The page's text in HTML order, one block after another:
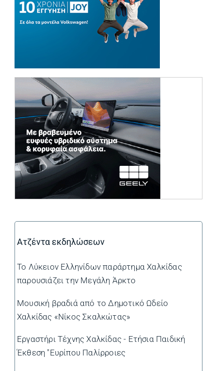
Ατζέντα εκδηλώσεων
Το Λύκειον Ελληνίδων παράρτημα Χαλκίδας
παρουσιάζει την Μεγάλη Άρκτο
Μουσική βραδιά από το Δημοτικό Ωδείο
Χαλκίδας «Νίκος Σκαλκώτας»
Εργαστήρι Τέχνης Χαλκίδας - Ετήσια Παιδική
Έκθεση "Ευρίπου Παλίρροιες